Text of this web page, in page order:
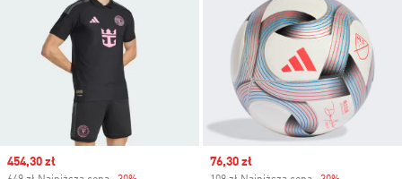
Sale price
454,30 zł Sale price
76,30 zł